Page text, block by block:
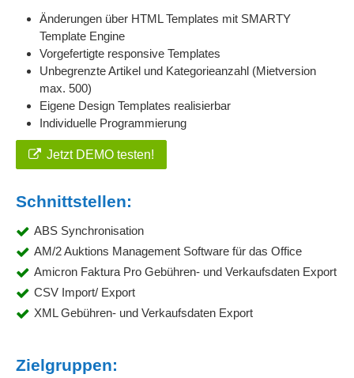
Änderungen über HTML Templates mit SMARTY
Template Engine
Vorgefertigte responsive Templates
Unbegrenzte Artikel und Kategorieanzahl (Mietversion
max. 500)
Eigene Design Templates realisierbar
Individuelle Programmierung
Jetzt DEMO testen!
Schnittstellen:
ABS Synchronisation
AM/2 Auktions Management Software für das Office
Amicron Faktura Pro Gebühren- und Verkaufsdaten Export
CSV Import/ Export
XML Gebühren- und Verkaufsdaten Export
Zielgruppen: